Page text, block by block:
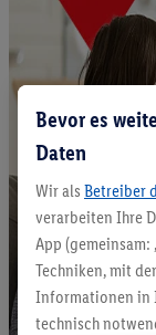
Bevor es
Daten
Wir als Betreiber
verarbeiten Ihre
App
Techniken, mit
Informationen in
technisch